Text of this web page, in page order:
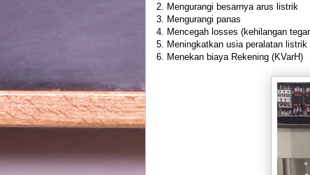
2. Mengurangi besarnya arus listrik
3. Mengurangi panas
4. Mencegah losses (kehilangan
5. Meningkatkan usia peralatan listrik
6. Menekan biaya Rekening (KVarH)